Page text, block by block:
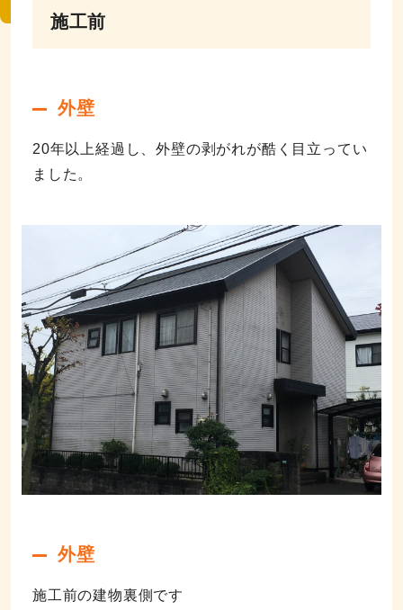
施工前
外壁
20年以上経過し、外壁の剥がれが酷く目立ってい
ました。
外壁
施工前の建物裏側です